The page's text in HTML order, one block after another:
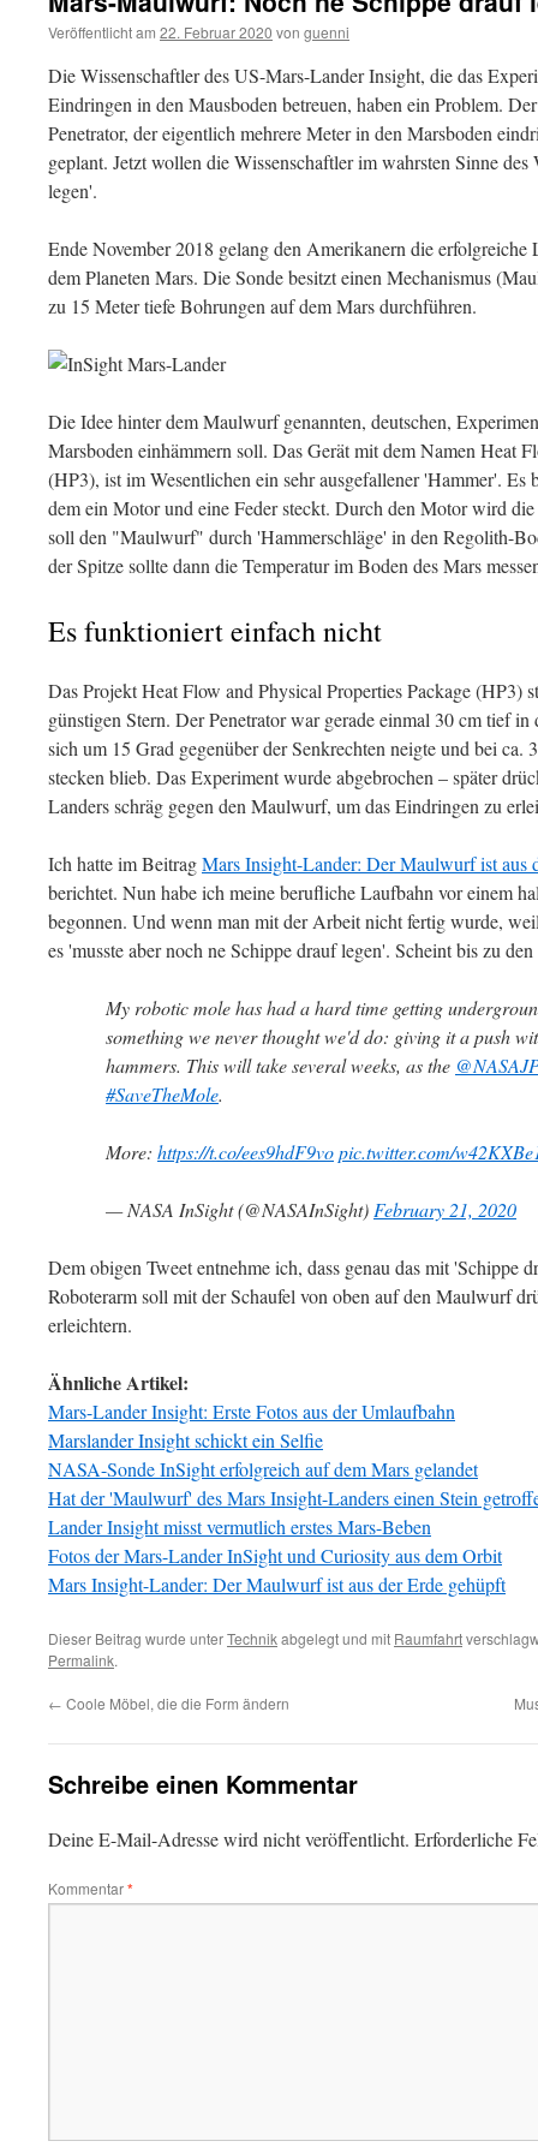
Veröffentlicht am 22. Februar 2020 von guenni
Die Wissenschaftler des US-Mars-Lander Insight, die das
Eindringen in den Mausboden betreuen, haben ein Problem.
Penetrator, der eigentlich mehrere Meter in den Marsboden
geplant. Jetzt wollen die Wissenschaftler im wahrsten Sinne
legen'.
Ende November 2018 gelang den Amerikanern die
dem Planeten Mars. Die Sonde besitzt einen Mechanismus
zu 15 Meter tiefe Bohrungen auf dem Mars durchführen.
Die Idee hinter dem Maulwurf genannten, deutschen,
Marsboden einhämmern soll. Das Gerät mit dem Namen Heat
(HP3), ist im Wesentlichen ein sehr ausgefallener 'Hammer'. Es
dem ein Motor und eine Feder steckt. Durch den Motor wird
soll den "Maulwurf" durch 'Hammerschläge' in den Regolith-
der Spitze sollte dann die Temperatur im Boden des Mars
Es funktioniert einfach nicht
Das Projekt Heat Flow and Physical Properties Package (HP3)
günstigen Stern. Der Penetrator war gerade einmal 30 cm tief
sich um 15 Grad gegenüber der Senkrechten neigte und bei ca.
stecken blieb. Das Experiment wurde abgebrochen – später
Landers schräg gegen den Maulwurf, um das Eindringen zu
Ich hatte im BeitragMars Insight-Lander: Der Maulwurf ist aus
berichtet. Nun habe ich meine berufliche Laufbahn vor einem
begonnen. Und wenn man mit der Arbeit nicht fertig wurde,
es 'musste aber noch ne Schippe drauf legen'. Scheint bis zu
My robotic mole has had a hard time getting
something we never thought we'd do: giving it a push
hammers. This will take several weeks, as the
#SaveTheMole.
More: https://t.co/ees9hdF9vopic.twitter.com/
— NASA InSight (@NASAInSight) February 21, 2020
Dem obigen Tweet entnehme ich, dass genau das mit 'Schippe
Roboterarm soll mit der Schaufel von oben auf den Maulwurf
erleichtern.
Ähnliche Artikel:
Mars-Lander Insight: Erste Fotos aus der Umlaufbahn
Marslander Insight schickt ein Selfie
NASA-Sonde InSight erfolgreich auf dem Mars gelandet
Hat der 'Maulwurf' des Mars Insight-Landers einen Stein
Lander Insight misst vermutlich erstes Mars-Beben
Fotos der Mars-Lander InSight und Curiosity aus dem Orbit
Mars Insight-Lander: Der Maulwurf ist aus der Erde gehüpft
Dieser Beitrag wurde unterTechnikabgelegt und mit Raumfahrt
Permalink.
← Coole Möbel, die die Form ändern
Schreibe einen Kommentar
Deine E-Mail-Adresse wird nicht veröffentlicht. Erforderliche
Kommentar*